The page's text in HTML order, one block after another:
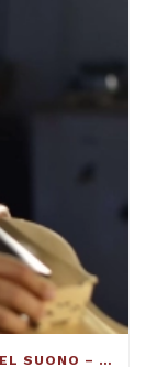
ALLA RICERCA DELLA PERFEZIONE DEL SUONO – FRANCESCO TOTO VIOLINMAKER – ARTICOLO SU THE DUCKER MAGAZINE